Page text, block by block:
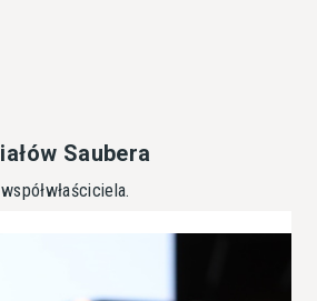
Saubera